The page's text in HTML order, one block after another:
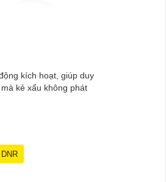
kích hoạt, giúp duy
kẻ xấu không phát